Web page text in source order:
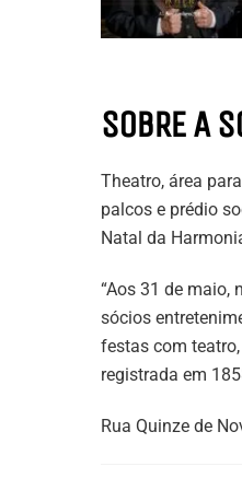
SOBRE A
Theatro, área
palcos e prédio
Natal da
“Aos 31 de maio,
sócios
festas com
registrada em
Rua Quinze de